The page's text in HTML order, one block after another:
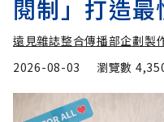
閱制」打造
遠見雜誌整合傳播部企劃製
2026-08-03
瀏覽數